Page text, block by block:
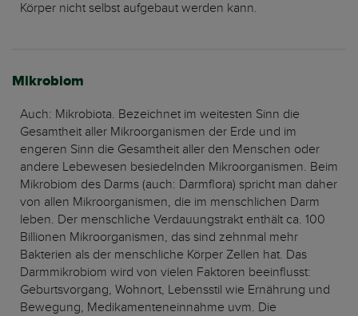
Körper nicht selbst aufgebaut werden kann.
Mikrobiom
Auch: Mikrobiota. Bezeichnet im weitesten Sinn die
Gesamtheit aller Mikroorganismen der Erde und im
engeren Sinn die Gesamtheit aller den Menschen oder
andere Lebewesen besiedelnden Mikroorganismen. Beim
Mikrobiom des Darms (auch: Darmflora) spricht man daher
von allen Mikroorganismen, die im menschlichen Darm
leben. Der menschliche Verdauungstrakt enthält ca. 100
Billionen Mikroorganismen, das sind zehnmal mehr
Bakterien als der menschliche Körper Zellen hat. Das
Darmmikrobiom wird von vielen Faktoren beeinflusst:
Geburtsvorgang, Wohnort, Lebensstil wie Ernährung und
Bewegung, Medikamenteneinnahme uvm. Die